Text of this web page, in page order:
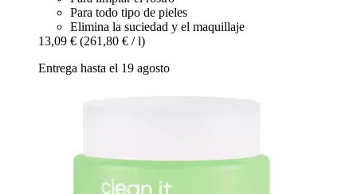
Para todo tipo de pieles
Elimina la suciedad y el maquillaje
13,09 € (261,80 € / l)
Entrega hasta el 19 agosto